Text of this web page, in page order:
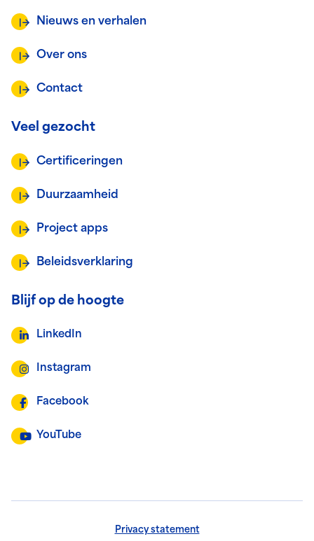
Nieuws en verhalen
Over ons
Contact
Veel gezocht
Certificeringen
Duurzaamheid
Project apps
Beleidsverklaring
Blijf op de hoogte
LinkedIn
Instagram
Facebook
YouTube
Privacy statement